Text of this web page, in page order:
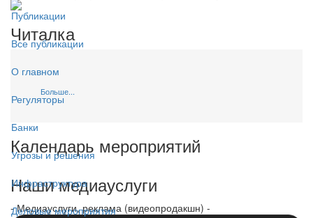
Публикации
Все публикации
О главном
Регуляторы
Банки
Угрозы и решения
Инфраструктура
Деловые мероприятия
Читалка
Больше...
Календарь мероприятий
Наши медиауслуги
- Медиауслуги, реклама (видеопродакшн) -